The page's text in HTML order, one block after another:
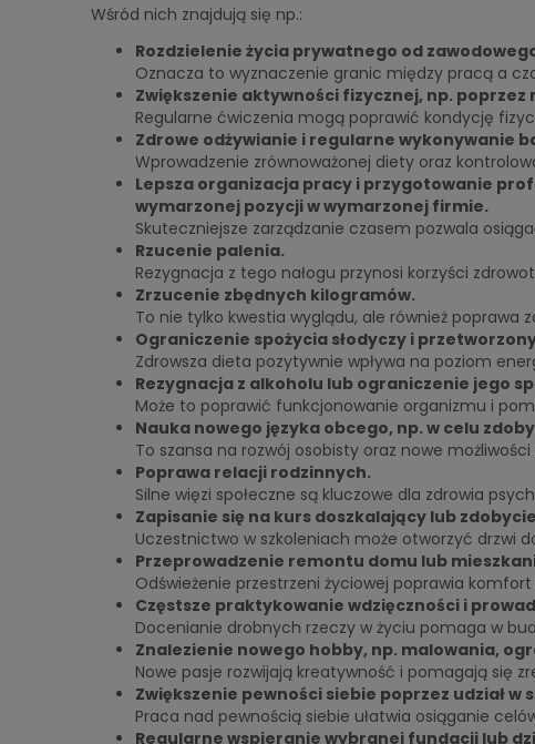
Wśród nich znajdują się np.:
Rozdzielenie życia prywatnego od
Oznacza to wyznaczenie granic między pracą a
Zwiększenie aktywności fizycznej, np.
Regularne ćwiczenia mogą poprawić kondycję
Zdrowe odżywianie i regularne wykonywanie
Wprowadzenie zrównoważonej diety oraz
Lepsza organizacja pracy i przygotowanie
wymarzonej pozycji w wymarzonej firmie.
Skuteczniejsze zarządzanie czasem pozwala
Rzucenie palenia.
Rezygnacja z tego nałogu przynosi korzyści
Zrzucenie zbędnych kilogramów.
To nie tylko kwestia wyglądu, ale również poprawa
Ograniczenie spożycia słodyczy i
Zdrowsza dieta pozytywnie wpływa na poziom
Rezygnacja z alkoholu lub ograniczenie jego
Może to poprawić funkcjonowanie organizmu i
Nauka nowego języka obcego, np. w celu
To szansa na rozwój osobisty oraz nowe możliwości
Poprawa relacji rodzinnych.
Silne więzi społeczne są kluczowe dla zdrowia
Zapisanie się na kurs doszkalający lub
Uczestnictwo w szkoleniach może otworzyć drzwi
Przeprowadzenie remontu domu lub
Odświeżenie przestrzeni życiowej poprawia
Częstsze praktykowanie wdzięczności i
Docenianie drobnych rzeczy w życiu pomaga w
Znalezienie nowego hobby, np. malowania,
Nowe pasje rozwijają kreatywność i pomagają się
Zwiększenie pewności siebie poprzez udział
Praca nad pewnością siebie ułatwia osiąganie
Regularne wspieranie wybranej fundacji lub